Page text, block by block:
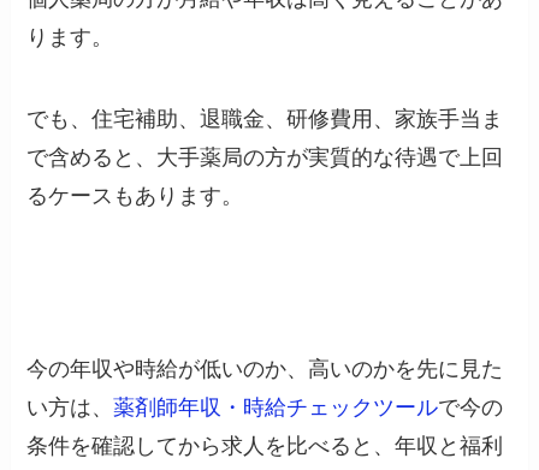
ります。
でも、住宅補助、退職金、研修費用、家族手当ま
で含めると、大手薬局の方が実質的な待遇で上回
るケースもあります。
今の年収や時給が低いのか、高いのかを先に見た
い方は、薬剤師年収・時給チェックツールで今の
条件を確認してから求人を比べると、年収と福利